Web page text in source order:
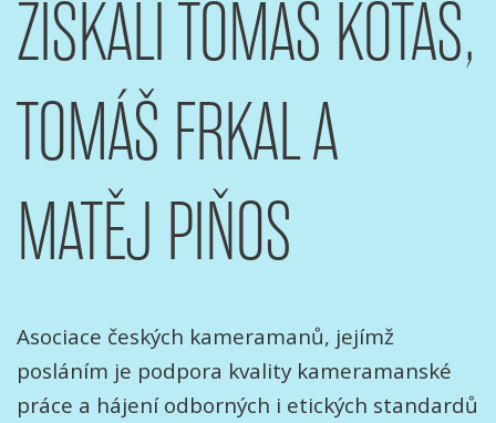
ZÍSKALI TOMÁŠ KOTAS,
TOMÁŠ FRKAL A
MATĚJ PIŇOS
Asociace českých kameramanů, jejímž
posláním je podpora kvality kameramanské
práce a hájení odborných i etických standardů